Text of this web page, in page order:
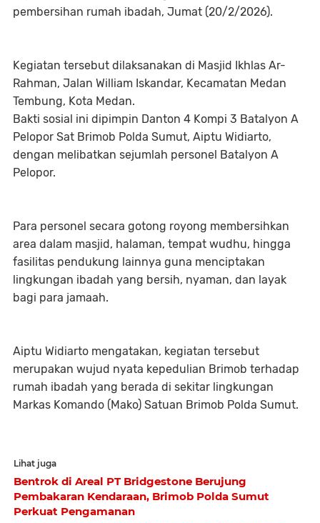
pembersihan rumah ibadah, Jumat (20/2/2026).
Kegiatan tersebut dilaksanakan di Masjid Ikhlas Ar-
Rahman, Jalan William Iskandar, Kecamatan Medan
Tembung, Kota Medan.
Bakti sosial ini dipimpin Danton 4 Kompi 3 Batalyon A
Pelopor Sat Brimob Polda Sumut, Aiptu Widiarto,
dengan melibatkan sejumlah personel Batalyon A
Pelopor.
Para personel secara gotong royong membersihkan
area dalam masjid, halaman, tempat wudhu, hingga
fasilitas pendukung lainnya guna menciptakan
lingkungan ibadah yang bersih, nyaman, dan layak
bagi para jamaah.
Aiptu Widiarto mengatakan, kegiatan tersebut
merupakan wujud nyata kepedulian Brimob terhadap
rumah ibadah yang berada di sekitar lingkungan
Markas Komando (Mako) Satuan Brimob Polda Sumut.
Lihat juga
Bentrok di Areal PT Bridgestone Berujung
Pembakaran Kendaraan, Brimob Polda Sumut
Perkuat Pengamanan